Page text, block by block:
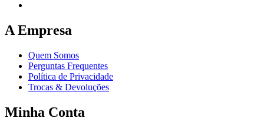
A Empresa
Quem Somos
Perguntas Frequentes
Política de Privacidade
Trocas & Devoluções
Minha Conta